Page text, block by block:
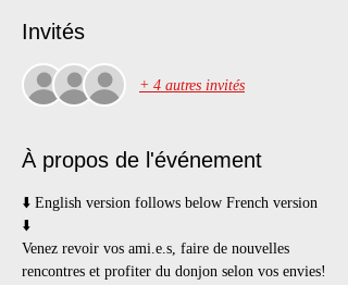
Invités
+ 4 autres invités
À propos de l'événement
⬇️ English version follows below French version
⬇️
Venez revoir vos ami.e.s, faire de nouvelles
rencontres et profiter du donjon selon vos envies!